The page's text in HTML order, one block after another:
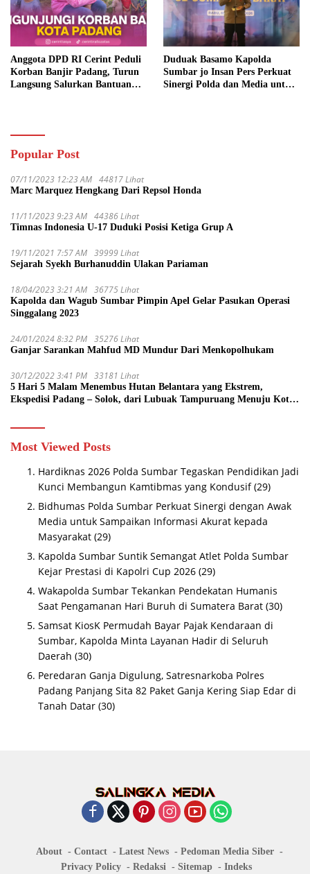
Anggota DPD RI Cerint Peduli
Korban Banjir Padang, Turun
Langsung Salurkan Bantuan
Duduak Basamo Kapolda
Sumbar jo Insan Pers Perkuat
Sinergi Polda dan Media untuk
Popular Post
07/11/2023 12:23 AM 44817 Lihat
Marc Marquez Hengkang Dari Repsol Honda
11/11/2023 9:23 AM 44386 Lihat
Timnas Indonesia U-17 Duduki Posisi Ketiga Grup A
19/11/2021 7:57 AM 39999 Lihat
Sejarah Syekh Burhanuddin Ulakan Pariaman
18/04/2023 3:21 AM 36775 Lihat
Kapolda dan Wagub Sumbar Pimpin Apel Gelar Pasukan Operasi
Singgalang 2023
24/01/2024 8:32 PM 35276 Lihat
Ganjar Sarankan Mahfud MD Mundur Dari Menkopolhukam
30/12/2022 3:41 PM 33181 Lihat
5 Hari 5 Malam Menembus Hutan Belantara yang Ekstrem,
Ekspedisi Padang – Solok, dari Lubuak Tampuruang Menuju Koto
Most Viewed Posts
Hardiknas 2026 Polda Sumbar Tegaskan Pendidikan Jadi
Kunci Membangun Kamtibmas yang Kondusif (29)
Bidhumas Polda Sumbar Perkuat Sinergi dengan Awak
Media untuk Sampaikan Informasi Akurat kepada
Masyarakat (29)
Kapolda Sumbar Suntik Semangat Atlet Polda Sumbar
Kejar Prestasi di Kapolri Cup 2026 (29)
Wakapolda Sumbar Tekankan Pendekatan Humanis
Saat Pengamanan Hari Buruh di Sumatera Barat (30)
Samsat KiosK Permudah Bayar Pajak Kendaraan di
Sumbar, Kapolda Minta Layanan Hadir di Seluruh
Daerah (30)
Peredaran Ganja Digulung, Satresnarkoba Polres
Padang Panjang Sita 82 Paket Ganja Kering Siap Edar di
Tanah Datar (30)
About Contact Latest News
Pedoman Media Siber
Privacy Policy
Redaksi Sitemap Indeks